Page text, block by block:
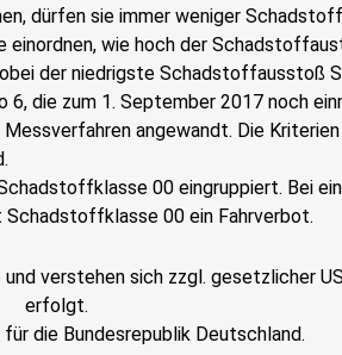
dürfen sie immer weniger
wie hoch der
der niedrigste Schadstoffausstoß
die zum 1. September 2017 noch
angewandt. Die
00 eingruppiert. Bei
00 ein Fahrverbot.
verstehen sich zzgl. gesetzlicher
erfolgt.
die Bundesrepublik Deutschland.